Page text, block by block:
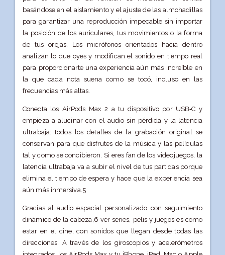
basándose en el aislamiento y el ajuste de las almohadillas
para garantizar una reproducción impecable sin importar
la posición de los auriculares, tus movimientos o la forma
de tus orejas. Los micrófonos orientados hacia dentro
analizan lo que oyes y modifican el sonido en tiempo real
para proporcionarte una experiencia aún más increíble en
la que cada nota suena como se tocó, incluso en las
frecuencias más altas.
Conecta los AirPods Max 2 a tu dispositivo por USB‑C y
empieza a alucinar con el audio sin pérdida y la latencia
ultrabaja: todos los detalles de la grabación original se
conservan para que disfrutes de la música y las películas
tal y como se concibieron. Si eres fan de los videojuegos, la
latencia ultrabaja va a subir el nivel de tus partidas porque
elimina el tiempo de espera y hace que la experiencia sea
aún más inmersiva.5
Gracias al audio espacial personalizado con seguimiento
dinámico de la cabeza,6 ver series, pelis y juegos es como
estar en el cine, con sonidos que llegan desde todas las
direcciones. A través de los giroscopios y acelerómetros